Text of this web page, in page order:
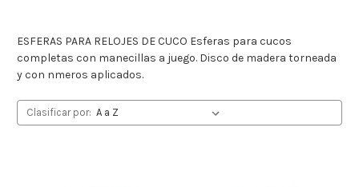
ESFERAS PARA RELOJES DE CUCO Esferas para cucos
completas con manecillas a juego. Disco de madera torneada
y con nmeros aplicados.
Clasificar por: